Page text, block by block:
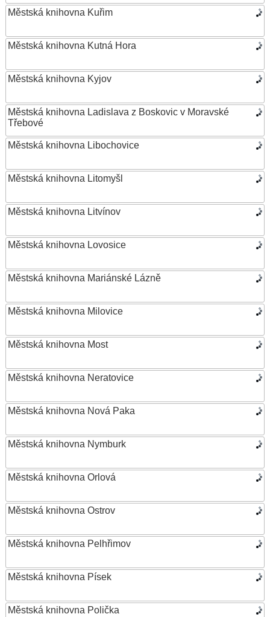
Městská knihovna Kuřim
Městská knihovna Kutná Hora
Městská knihovna Kyjov
Městská knihovna Ladislava z Boskovic v Moravské
Třebové
Městská knihovna Libochovice
Městská knihovna Litomyšl
Městská knihovna Litvínov
Městská knihovna Lovosice
Městská knihovna Mariánské Lázně
Městská knihovna Milovice
Městská knihovna Most
Městská knihovna Neratovice
Městská knihovna Nová Paka
Městská knihovna Nymburk
Městská knihovna Orlová
Městská knihovna Ostrov
Městská knihovna Pelhřimov
Městská knihovna Písek
Městská knihovna Polička